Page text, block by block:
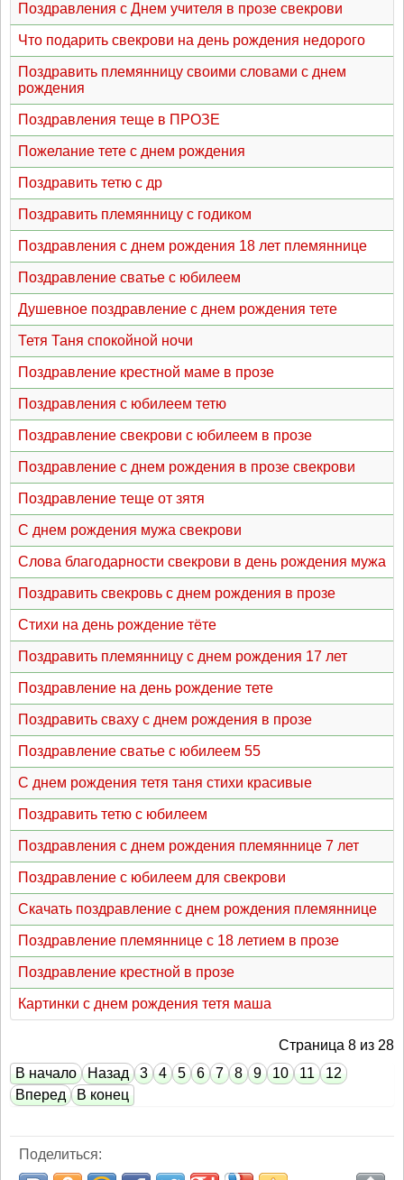
Поздравления с Днем учителя в прозе свекрови
Что подарить свекрови на день рождения недорого
Поздравить племянницу своими словами с днем
рождения
Поздравления теще в ПРОЗЕ
Пожелание тете с днем рождения
Поздравить тетю с др
Поздравить племянницу с годиком
Поздравления с днем рождения 18 лет племяннице
Поздравление сватье с юбилеем
Душевное поздравление с днем рождения тете
Тетя Таня спокойной ночи
Поздравление крестной маме в прозе
Поздравления с юбилеем тетю
Поздравление свекрови с юбилеем в прозе
Поздравление с днем рождения в прозе свекрови
Поздравление теще от зятя
С днем рождения мужа свекрови
Слова благодарности свекрови в день рождения мужа
Поздравить свекровь с днем рождения в прозе
Стихи на день рождение тёте
Поздравить племянницу с днем рождения 17 лет
Поздравление на день рождение тете
Поздравить сваху с днем рождения в прозе
Поздравление сватье с юбилеем 55
С днем рождения тетя таня стихи красивые
Поздравить тетю с юбилеем
Поздравления с днем рождения племяннице 7 лет
Поздравление с юбилеем для свекрови
Скачать поздравление с днем рождения племяннице
Поздравление племяннице с 18 летием в прозе
Поздравление крестной в прозе
Картинки с днем рождения тетя маша
Страница 8 из 28
В начало
Назад 3 4 5 6 7 8 9 10 11
12
Вперед
В конец
Поделиться: